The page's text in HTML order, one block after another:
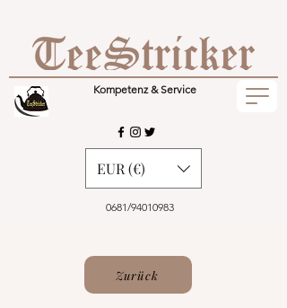
Kompetenz & Service
0681/94010983
EUR (€)
Zurück